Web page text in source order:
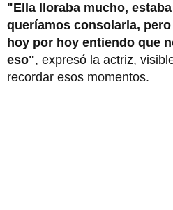
"Ella lloraba mucho,
queríamos consolarla,
hoy por hoy entiendo que
eso", expresó la actriz,
recordar esos momentos.